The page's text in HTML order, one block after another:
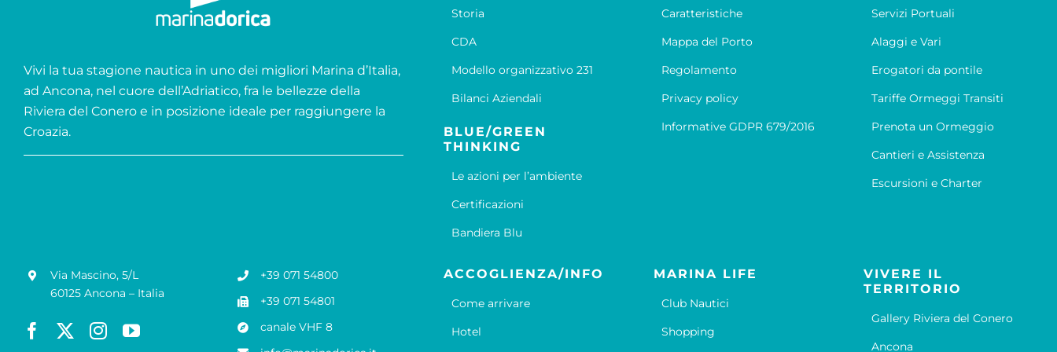
Vivi la tua stagione nautica in uno dei migliori Marina d’Italia,
ad Ancona, nel cuore dell’Adriatico, fra le bellezze della
Riviera del Conero e in posizione ideale per raggiungere la
Croazia.
Storia
CDA
Modello organizzativo 231
Bilanci Aziendali
BLUE/GREEN
THINKING
Le azioni per l’ambiente
Certificazioni
Bandiera Blu
Caratteristiche
Mappa del Porto
Regolamento
Privacy policy
Informative GDPR 679/2016
Servizi Portuali
Alaggi e Vari
Erogatori da pontile
Tariffe Ormeggi Transiti
Prenota un Ormeggio
Cantieri e Assistenza
Escursioni e Charter
Via Mascino, 5/L
60125 Ancona – Italia
+39 071 54800
+39 071 54801
canale VHF 8
ACCOGLIENZA/INFO
Come arrivare
Hotel
MARINA LIFE
Club Nautici
Shopping
VIVERE IL
TERRITORIO
Gallery Riviera del Conero
Ancona